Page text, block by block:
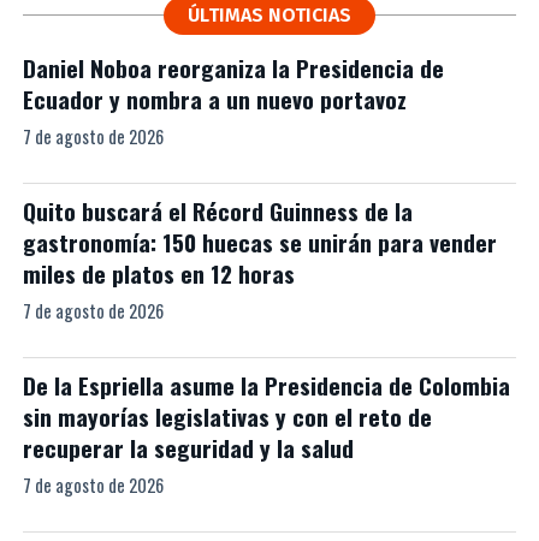
ÚLTIMAS NOTICIAS
Daniel Noboa reorganiza la Presidencia de
Ecuador y nombra a un nuevo portavoz
7 de agosto de 2026
Quito buscará el Récord Guinness de la
gastronomía: 150 huecas se unirán para vender
miles de platos en 12 horas
7 de agosto de 2026
De la Espriella asume la Presidencia de Colombia
sin mayorías legislativas y con el reto de
recuperar la seguridad y la salud
7 de agosto de 2026